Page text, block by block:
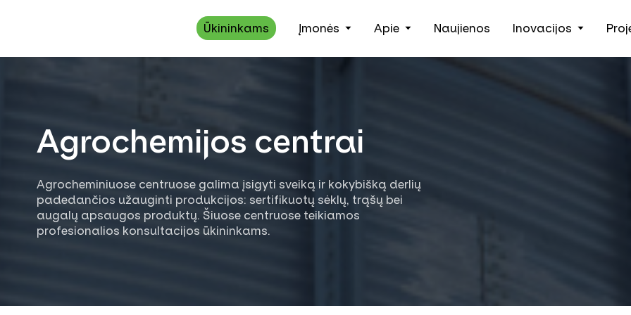
Ūkininkams Įmonės Apie Naujienos Inovacijos
Agrochemijos centrai
Agrocheminiuose centruose galima įsigyti sveiką ir kokybišką derlių
padedančios užauginti produkcijos: sertifikuotų sėklų, trąšų bei
augalų apsaugos produktų. Šiuose centruose teikiamos
profesionalios konsultacijos ūkininkams.